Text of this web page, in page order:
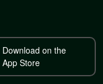
Download on the
App Store